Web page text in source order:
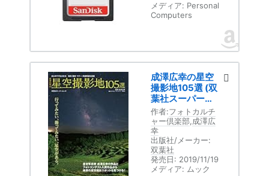
UHS-I 読取り最
大100MB/s
メディア: Personal
Computers
成澤広幸の星空
撮影地105選 (双
葉社スーパーム
ック)
作者:フォトカルチ
ャー倶楽部,成澤広
幸
出版社/メーカー:
双葉社
発売日: 2019/11/19
メディア: ムック